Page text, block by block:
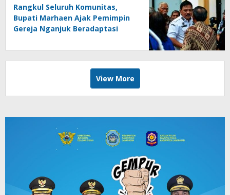
Rangkul Seluruh Komunitas,
Bupati Marhaen Ajak Pemimpin
Gereja Nganjuk Beradaptasi
View More